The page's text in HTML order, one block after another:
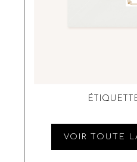
VOIR TOUTE